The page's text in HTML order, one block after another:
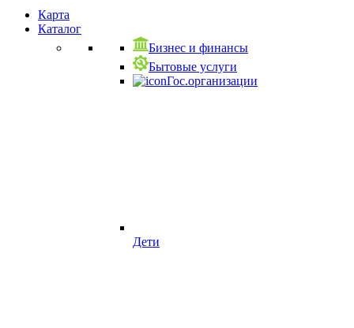
Карта
Каталог
Бизнес и финансы
Бытовые услуги
Гос.организации
Дети